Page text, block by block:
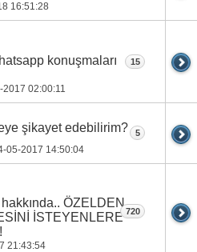
16:51:28
konuşmaları
2017 02:00:11
15
şikayet edebilirim?
05-2017 14:50:04
5
ÖZELDEN
İSTEYENLERE
21:43:54
720